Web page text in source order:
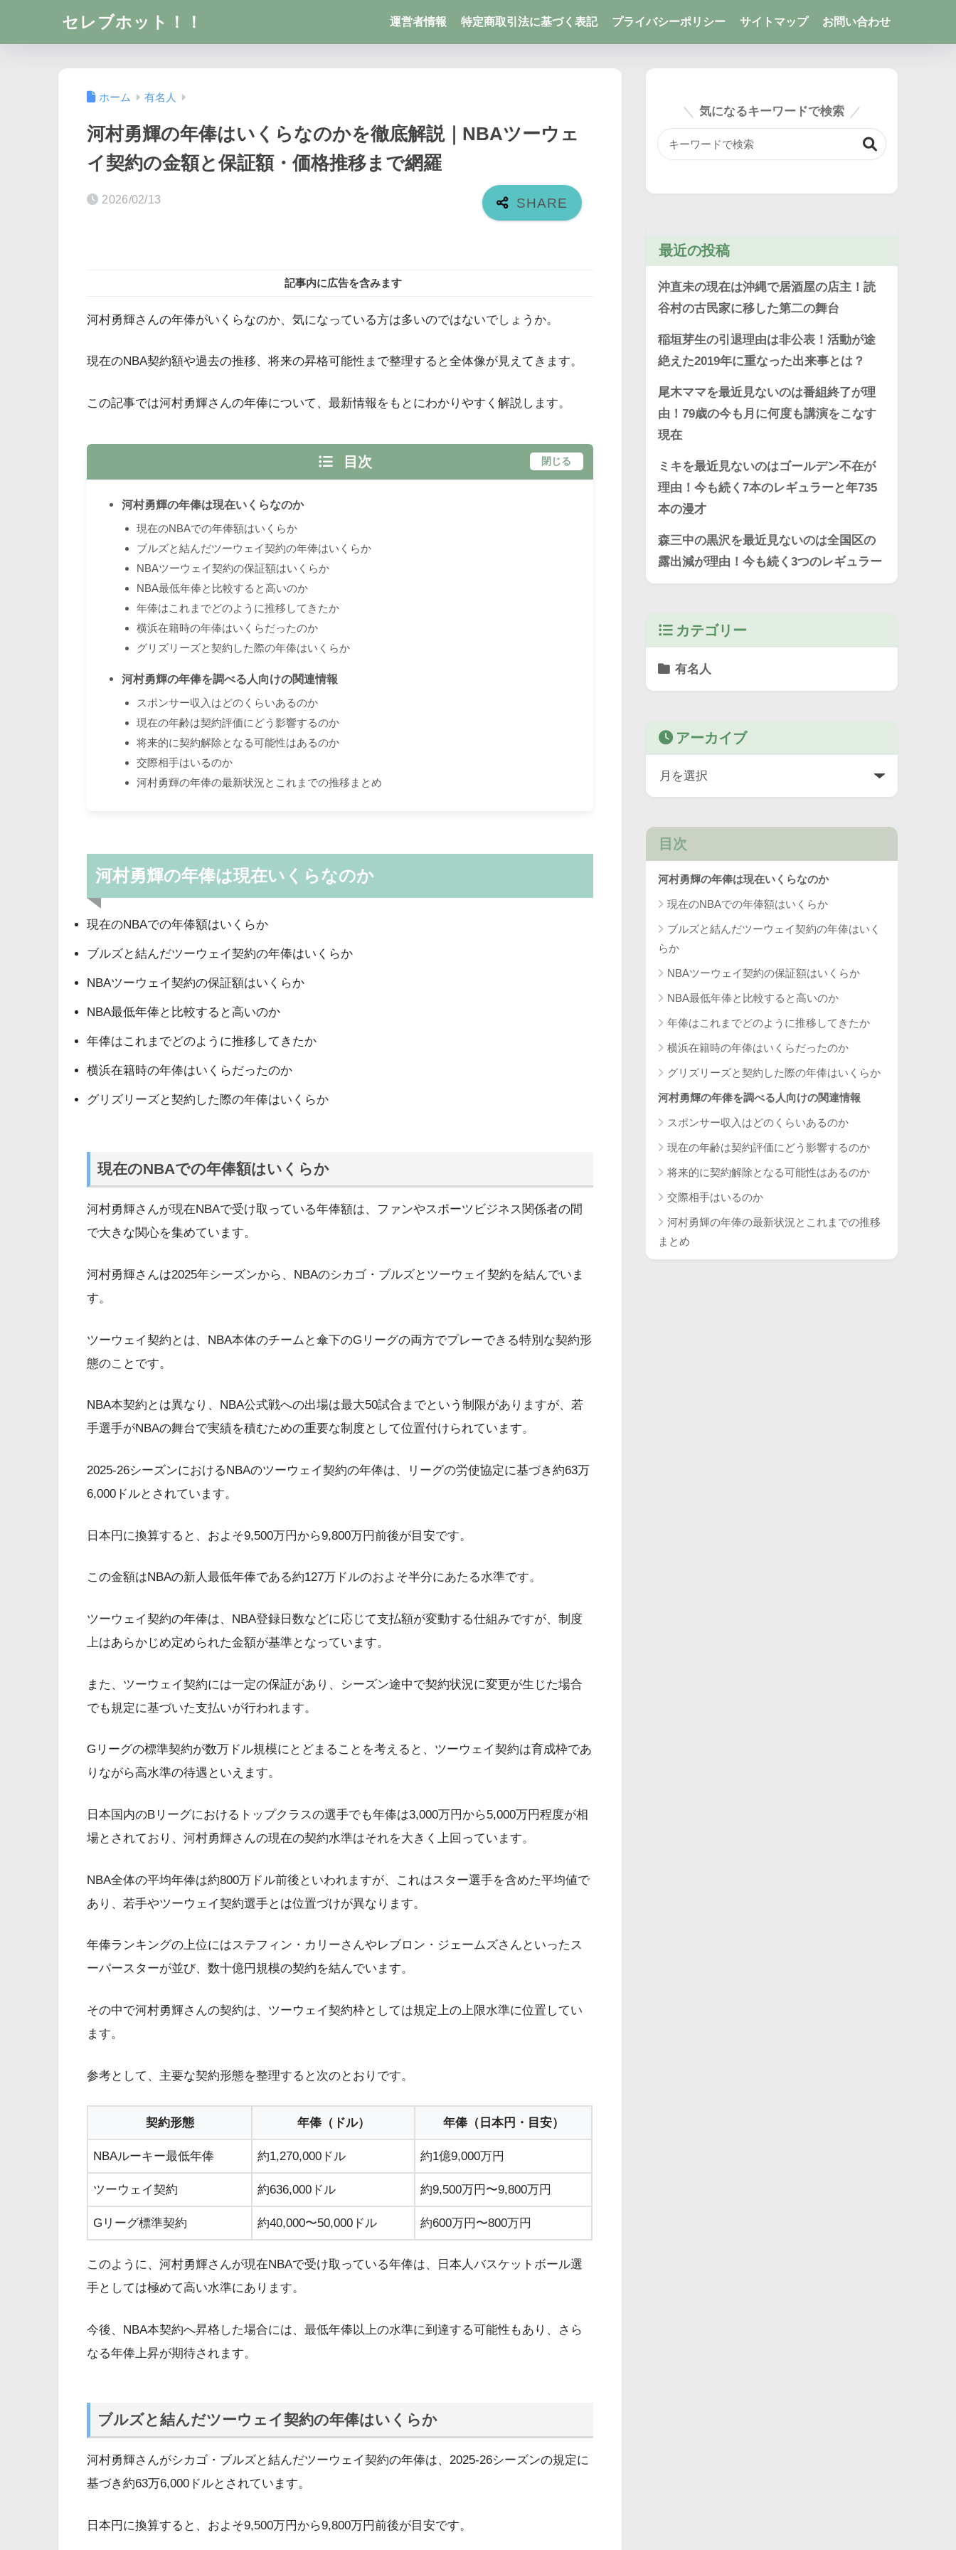
セレブホット！！ 運営者情報 特定商取引法に基づく表記 プライバシーポリシー サイトマップ お問い合わせ
ホーム 有名人
河村勇輝の年俸はいくらなのかを徹底解説｜NBAツーウェ
イ契約の金額と保証額・価格推移まで網羅
2026/02/13
記事内に広告を含みます
河村勇輝さんの年俸がいくらなのか、気になっている方は多いのではないでしょうか。
現在のNBA契約額や過去の推移、将来の昇格可能性まで整理すると全体像が見えてきます。
この記事では河村勇輝さんの年俸について、最新情報をもとにわかりやすく解説します。
目次 閉じる
河村勇輝の年俸は現在いくらなのか
現在のNBAでの年俸額はいくらか
ブルズと結んだツーウェイ契約の年俸はいくらか
NBAツーウェイ契約の保証額はいくらか
NBA最低年俸と比較すると高いのか
年俸はこれまでどのように推移してきたか
横浜在籍時の年俸はいくらだったのか
グリズリーズと契約した際の年俸はいくらか
河村勇輝の年俸を調べる人向けの関連情報
スポンサー収入はどのくらいあるのか
現在の年齢は契約評価にどう影響するのか
将来的に契約解除となる可能性はあるのか
交際相手はいるのか
河村勇輝の年俸の最新状況とこれまでの推移まとめ
河村勇輝の年俸は現在いくらなのか
現在のNBAでの年俸額はいくらか
ブルズと結んだツーウェイ契約の年俸はいくらか
NBAツーウェイ契約の保証額はいくらか
NBA最低年俸と比較すると高いのか
年俸はこれまでどのように推移してきたか
横浜在籍時の年俸はいくらだったのか
グリズリーズと契約した際の年俸はいくらか
現在のNBAでの年俸額はいくらか
河村勇輝さんが現在NBAで受け取っている年俸額は、ファンやスポーツビジネス関係者の間
で大きな関心を集めています。
河村勇輝さんは2025年シーズンから、NBAのシカゴ・ブルズとツーウェイ契約を結んでいま
す。
ツーウェイ契約とは、NBA本体のチームと傘下のGリーグの両方でプレーできる特別な契約形
態のことです。
NBA本契約とは異なり、NBA公式戦への出場は最大50試合までという制限がありますが、若
手選手がNBAの舞台で実績を積むための重要な制度として位置付けられています。
2025-26シーズンにおけるNBAのツーウェイ契約の年俸は、リーグの労使協定に基づき約63万
6,000ドルとされています。
日本円に換算すると、およそ9,500万円から9,800万円前後が目安です。
この金額はNBAの新人最低年俸である約127万ドルのおよそ半分にあたる水準です。
ツーウェイ契約の年俸は、NBA登録日数などに応じて支払額が変動する仕組みですが、制度
上はあらかじめ定められた金額が基準となっています。
また、ツーウェイ契約には一定の保証があり、シーズン途中で契約状況に変更が生じた場合
でも規定に基づいた支払いが行われます。
Gリーグの標準契約が数万ドル規模にとどまることを考えると、ツーウェイ契約は育成枠であ
りながら高水準の待遇といえます。
日本国内のBリーグにおけるトップクラスの選手でも年俸は3,000万円から5,000万円程度が相
場とされており、河村勇輝さんの現在の契約水準はそれを大きく上回っています。
NBA全体の平均年俸は約800万ドル前後といわれますが、これはスター選手を含めた平均値で
あり、若手やツーウェイ契約選手とは位置づけが異なります。
年俸ランキングの上位にはステフィン・カリーさんやレブロン・ジェームズさんといったス
ーパースターが並び、数十億円規模の契約を結んでいます。
その中で河村勇輝さんの契約は、ツーウェイ契約枠としては規定上の上限水準に位置してい
ます。
参考として、主要な契約形態を整理すると次のとおりです。
契約形態 年俸（ドル） 年俸（日本円・目安）
NBAルーキー最低年俸 約1,270,000ドル 約1億9,000万円
ツーウェイ契約 約636,000ドル 約9,500万円〜9,800万円
Gリーグ標準契約 約40,000〜50,000ドル 約600万円〜800万円
このように、河村勇輝さんが現在NBAで受け取っている年俸は、日本人バスケットボール選
手としては極めて高い水準にあります。
今後、NBA本契約へ昇格した場合には、最低年俸以上の水準に到達する可能性もあり、さら
なる年俸上昇が期待されます。
ブルズと結んだツーウェイ契約の年俸はいくらか
河村勇輝さんがシカゴ・ブルズと結んだツーウェイ契約の年俸は、2025-26シーズンの規定に
基づき約63万6,000ドルとされています。
日本円に換算すると、およそ9,500万円から9,800万円前後が目安です。
気になるキーワードで検索
最近の投稿
沖直未の現在は沖縄で居酒屋の店主！読
谷村の古民家に移した第二の舞台
稲垣芽生の引退理由は非公表！活動が途
絶えた2019年に重なった出来事とは？
尾木ママを最近見ないのは番組終了が理
由！79歳の今も月に何度も講演をこなす
現在
ミキを最近見ないのはゴールデン不在が
理由！今も続く7本のレギュラーと年735
本の漫才
森三中の黒沢を最近見ないのは全国区の
露出減が理由！今も続く3つのレギュラー
カテゴリー
有名人
アーカイブ
目次
河村勇輝の年俸は現在いくらなのか
現在のNBAでの年俸額はいくらか
ブルズと結んだツーウェイ契約の年俸はいく
らか
NBAツーウェイ契約の保証額はいくらか
NBA最低年俸と比較すると高いのか
年俸はこれまでどのように推移してきたか
横浜在籍時の年俸はいくらだったのか
グリズリーズと契約した際の年俸はいくらか
河村勇輝の年俸を調べる人向けの関連情報
スポンサー収入はどのくらいあるのか
現在の年齢は契約評価にどう影響するのか
将来的に契約解除となる可能性はあるのか
交際相手はいるのか
河村勇輝の年俸の最新状況とこれまでの推移
まとめ